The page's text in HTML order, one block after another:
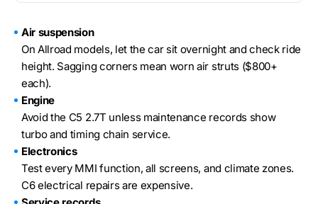
Air suspension
On Allroad models, let the car sit overnight and check ride
height. Sagging corners mean worn air struts ($800+
each).
Engine
Avoid the C5 2.7T unless maintenance records show
turbo and timing chain service.
Electronics
Test every MMI function, all screens, and climate zones.
C6 electrical repairs are expensive.